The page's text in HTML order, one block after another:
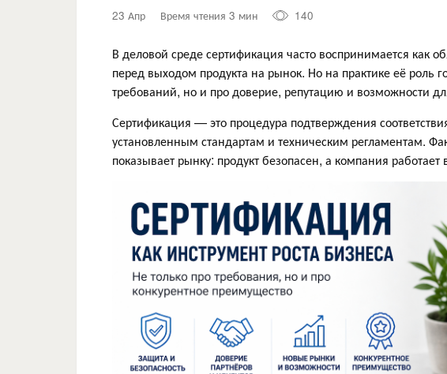
23 Апр Время чтения 3 мин 140
В деловой среде сертификация часто воспринимается как
перед выходом продукта на рынок. Но на практике её роль
требований, но и про доверие, репутацию и возможности
Сертификация — это процедура подтверждения
установленным стандартам и техническим регламентам.
показывает рынку: продукт безопасен, а компания работает